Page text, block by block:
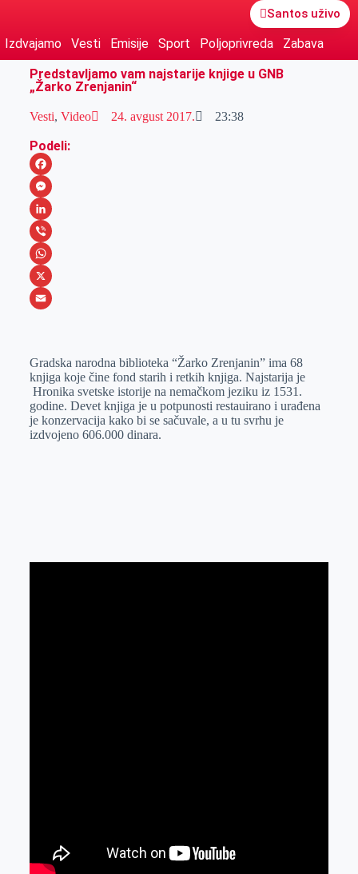
Santos uživo
Izdvajamo Vesti Emisije Sport Poljoprivreda
Zabava
Predstavljamo vam najstarije knjige u GNB
„Žarko Zrenjanin“
Vesti, Video 24. avgust 2017. 23:38
Podeli:
F
a
c
e
b
o
M
e
s
s
e
e
r
L
i
n
k
I
n
V
i
b
W
h
s
A
p
p
X
a
l
Gradska narodna biblioteka “Žarko Zrenjanin” ima 68
knjiga koje čine fond starih i retkih knjiga. Najstarija je
Hronika svetske istorije na nemačkom jeziku iz 1531.
godine. Devet knjiga je u potpunosti restauirano i urađena
je konzervacija kako bi se sačuvale, a u tu svrhu je
izdvojeno 606.000 dinara.